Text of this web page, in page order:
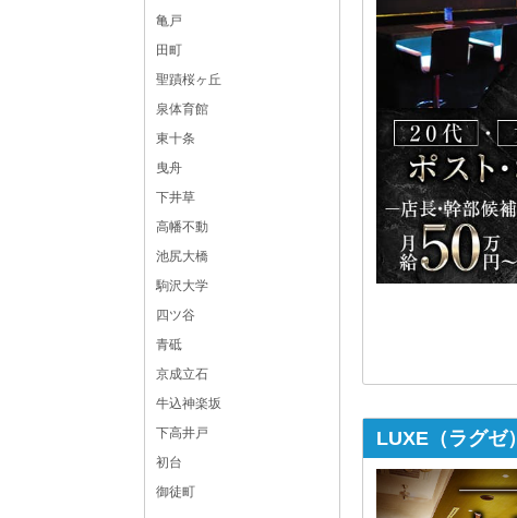
亀戸
田町
聖蹟桜ヶ丘
泉体育館
東十条
曳舟
下井草
高幡不動
池尻大橋
駒沢大学
四ツ谷
青砥
京成立石
牛込神楽坂
下高井戸
初台
御徒町
LUXE（ラグゼ）